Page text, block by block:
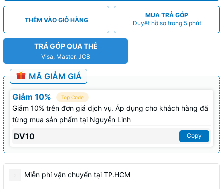
THÊM VÀO GIỎ HÀNG
MUA TRẢ GÓP
Duyệt hồ sơ trong 5 phút
TRẢ GÓP QUA THẺ
Visa, Master, JCB
MÃ GIẢM GIÁ
Giảm 10% Top Code
Giảm 10% trên đơn giá dịch vụ. Áp dụng cho khách hàng đã
từng mua sản phẩm tại Nguyễn Linh
DV10 Copy
Miễn phí vận chuyển tại TP.HCM